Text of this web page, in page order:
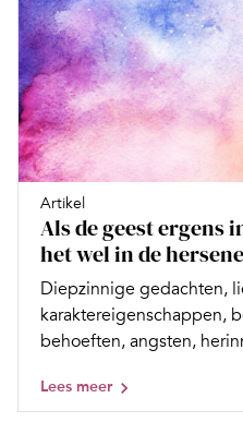
Artikel
Als de geest ergens
het wel in de
Diepzinnige gedachten,
karaktereigenschappen,
behoeften, angsten,
Lees meer